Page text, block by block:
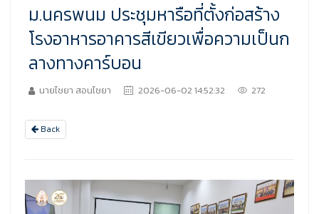
ม.นครพนม ประชุมหารือที่ตั้งก่อสร้าง
โรงอาหารอาคารสีเขียวเพื่อความเป็นก
ลางทางคาร์บอน
นายไชยา สอนไชยา 2026-06-02 14:52:32 272
Back